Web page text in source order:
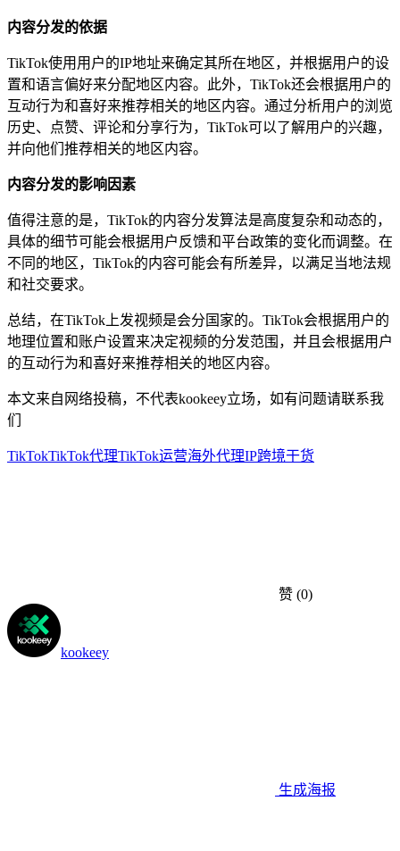
内容分发的依据
TikTok使用用户的IP地址来确定其所在地区，并根据用户的设
置和语言偏好来分配地区内容。此外，TikTok还会根据用户的
互动行为和喜好来推荐相关的地区内容。通过分析用户的浏览
历史、点赞、评论和分享行为，TikTok可以了解用户的兴趣，
并向他们推荐相关的地区内容。
内容分发的影响因素
值得注意的是，TikTok的内容分发算法是高度复杂和动态的，
具体的细节可能会根据用户反馈和平台政策的变化而调整。在
不同的地区，TikTok的内容可能会有所差异，以满足当地法规
和社交要求。
总结，在TikTok上发视频是会分国家的。TikTok会根据用户的
地理位置和账户设置来决定视频的分发范围，并且会根据用户
的互动行为和喜好来推荐相关的地区内容。
本文来自网络投稿，不代表kookeey立场，如有问题请联系我
们
TikTokTikTok代理TikTok运营海外代理IP跨境干货
赞 (0)
kookeey
生成海报